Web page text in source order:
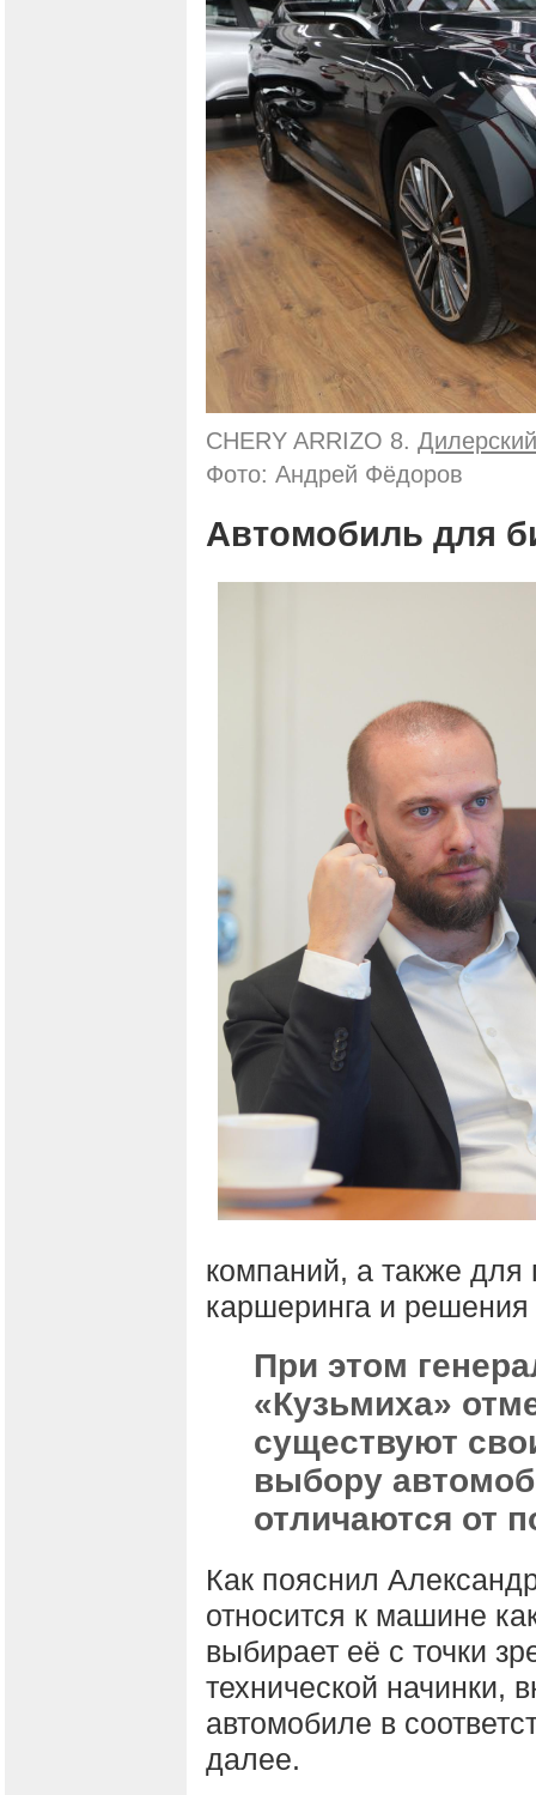
CHERY ARRIZO 8.
Фото: Андрей Фёдоров
Автомобиль для
компаний, а также
каршеринга и решения
При этом
«Кузьмиха»
существуют
выбору
отличаются от
Как пояснил
относится к машине
выбирает её с точки
технической начинки,
автомобиле в
далее.